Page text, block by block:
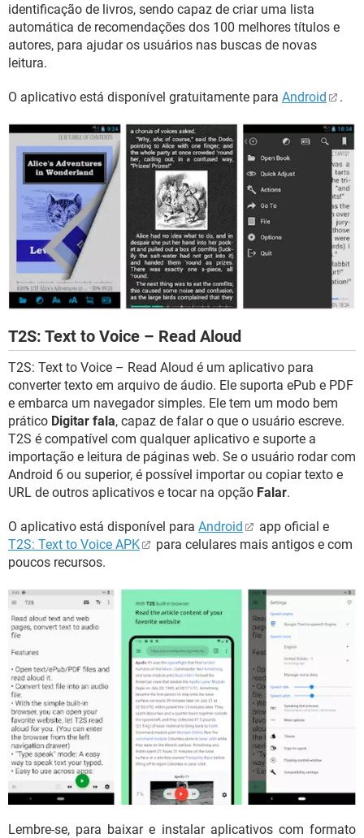
identificação de livros, sendo capaz de criar uma lista
automática de recomendações dos 100 melhores títulos e
autores, para ajudar os usuários nas buscas de novas
leitura.
O aplicativo está disponível gratuitamente para Android .
T2S: Text to Voice – Read Aloud
T2S: Text to Voice – Read Aloud é um aplicativo para
converter texto em arquivo de áudio. Ele suporta ePub e PDF
e embarca um navegador simples. Ele tem um modo bem
prático Digitar fala, capaz de falar o que o usuário escreve.
T2S é compatível com qualquer aplicativo e suporte a
importação e leitura de páginas web. Se o usuário rodar com
Android 6 ou superior, é possível importar ou copiar texto e
URL de outros aplicativos e tocar na opção Falar.
O aplicativo está disponível para Android
app oficial e
T2S: Text to Voice APK
para celulares mais antigos e com
poucos recursos.
Lembre-se, para baixar e instalar aplicativos com formato